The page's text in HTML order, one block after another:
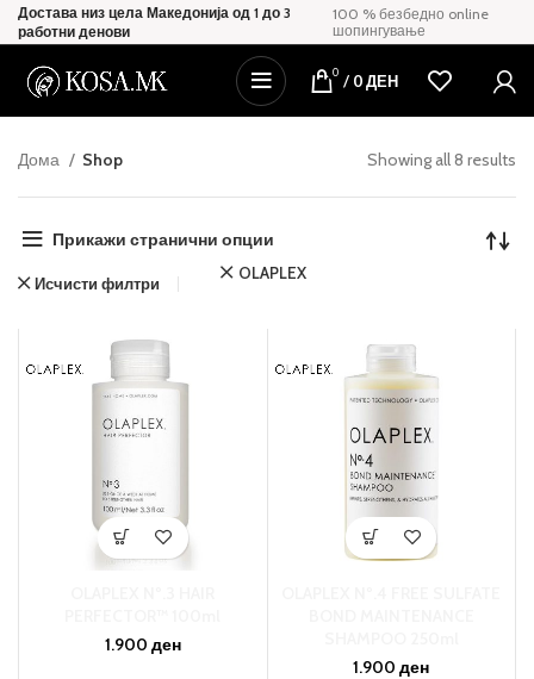
Достава низ цела Македонија од 1 до 3
работни денови
100 % безбедно online
шопингување
0 / 0ДЕН
Дома Shop Showing all 8 results
Прикажи странични опции
Исчисти филтри
OLAPLEX
1.900 ден
1.900ден